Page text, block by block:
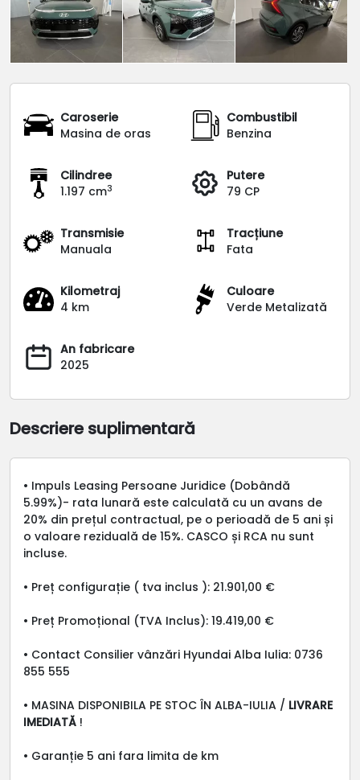
Caroserie
Masina de oras
Combustibil
Benzina
Cilindree
1.197 cm3
Putere
79 CP
Transmisie
Manuala
Tracțiune
Fata
Kilometraj
4 km
Culoare
Verde Metalizată
An fabricare
2025
Descriere suplimentară
• Impuls Leasing Persoane Juridice (Dobândă
5.99%)- rata lunară este calculată cu un avans de
20% din prețul contractual, pe o perioadă de 5 ani și
o valoare reziduală de 15%. CASCO și RCA nu sunt
incluse.
• Preț configurație ( tva inclus ): 21.901,00 €
• Preț Promoțional (TVA Inclus): 19.419,00 €
• Contact Consilier vânzări Hyundai Alba Iulia: 0736
855 555
• MASINA DISPONIBILA PE STOC ÎN ALBA-IULIA / LIVRARE
IMEDIATĂ !
• Garanție 5 ani fara limita de km